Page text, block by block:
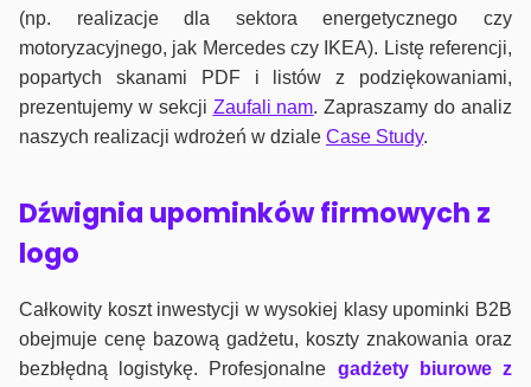
(np. realizacje dla sektora energetycznego czy
motoryzacyjnego, jak Mercedes czy IKEA). Listę referencji,
popartych skanami PDF i listów z podziękowaniami,
prezentujemy w sekcji Zaufali nam. Zapraszamy do analiz
naszych realizacji wdrożeń w dziale Case Study.
Dźwignia upominków firmowych z
logo
Całkowity koszt inwestycji w wysokiej klasy upominki B2B
obejmuje cenę bazową gadżetu, koszty znakowania oraz
bezbłędną logistykę. Profesjonalne gadżety biurowe z